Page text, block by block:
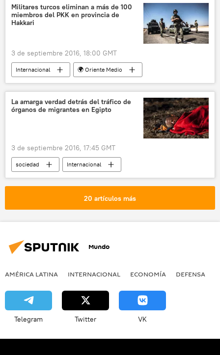
Boeing
NASA
SpaceX
Falcon 9
Programa Soyuz
Militares turcos eliminan a más de 100
miembros del PKK en provincia de
Hakkari
3 de septiembre 2016, 18:00 GMT
Internacional
🌍 Oriente Medio
Turquía
Partido de los Trabajadores de Kurdistán (PKK)
noticias
La amarga verdad detrás del tráfico de
órganos de migrantes en Egipto
3 de septiembre 2016, 17:45 GMT
sociedad
Internacional
🌍 Oriente Medio
Egipto
20 artículos más
Mundo
AMÉRICA LATINA INTERNACIONAL ECONOMÍA DEFENSA
Telegram Twitter VK